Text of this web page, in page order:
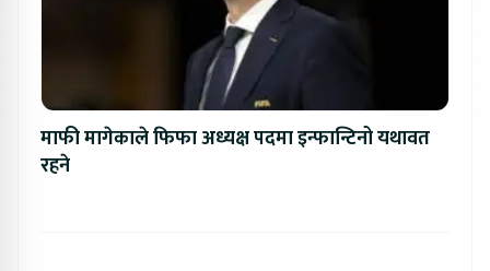
माफी मागेकाले फिफा अध्यक्ष पदमा इन्फान्टिनो यथावत
रहने